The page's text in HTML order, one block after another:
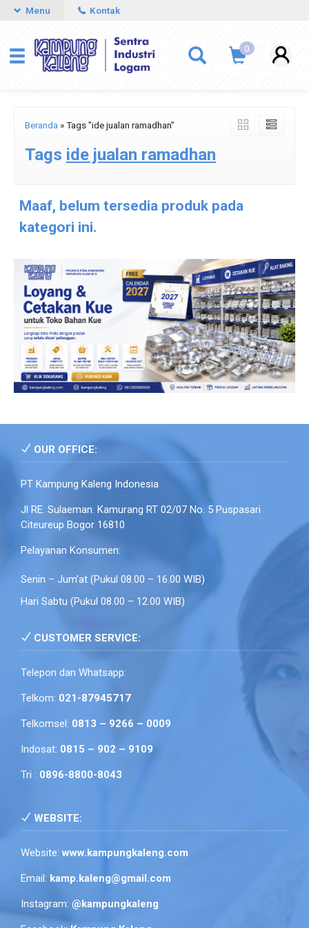
Menu Kontak
0
Beranda »Tags "ide jualan ramadhan"
Tags ide jualan ramadhan
Maaf, belum tersedia produk pada
kategori ini.
OUR OFFICE:
PT Kampung Kaleng Indonesia
Jl RE. Sulaeman. Kamurang RT 02/07 No. 5 Puspasari
Citeureup Bogor 16810
Pelayanan Konsumen:
Senin – Jum’at (Pukul 08.00 – 16.00 WIB)
Hari Sabtu (Pukul 08.00 – 12.00 WIB)
CUSTOMER SERVICE:
Telepon dan Whatsapp:
Telkom: 021-87945717
Telkomsel: 0813 – 9266 – 0009
Indosat: 0815 – 902 – 9109
Tri : 0896-8800-8043
WEBSITE:
Website: www.kampungkaleng.com
Email: kamp.kaleng@gmail.com
Instagram: @kampungkaleng